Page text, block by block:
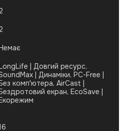
| Довгий ресурс,
| Динаміки, PC-Free |
комп'ютера, AirCast |
екран, EcoSave |